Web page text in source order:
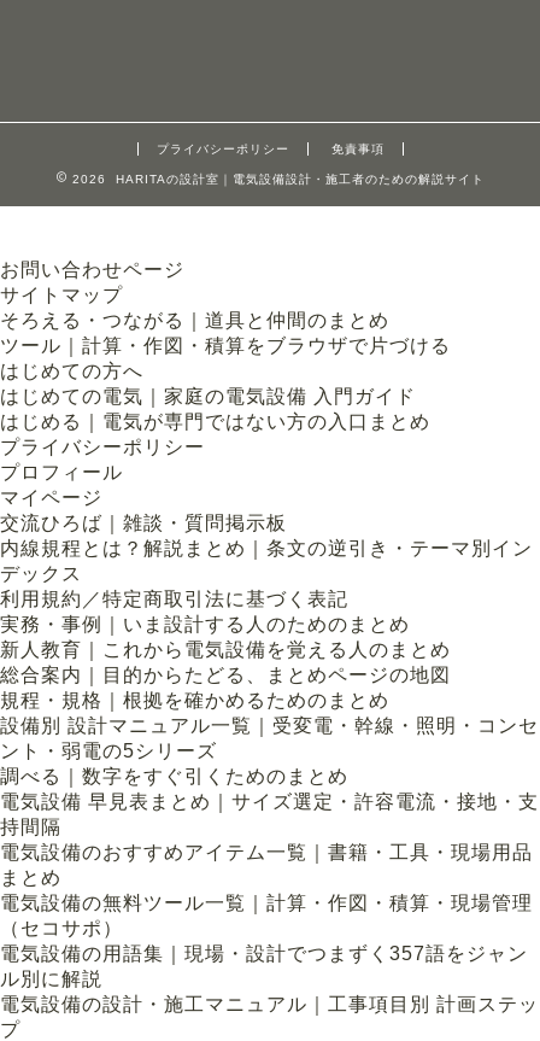
プライバシーポリシー 免責事項
2026 HARITAの設計室｜電気設備設計・施工者のための解説サイト
お問い合わせページ
サイトマップ
そろえる・つながる｜道具と仲間のまとめ
ツール｜計算・作図・積算をブラウザで片づける
はじめての方へ
はじめての電気｜家庭の電気設備 入門ガイド
はじめる｜電気が専門ではない方の入口まとめ
プライバシーポリシー
プロフィール
マイページ
交流ひろば｜雑談・質問掲示板
内線規程とは？解説まとめ｜条文の逆引き・テーマ別イン
デックス
利用規約／特定商取引法に基づく表記
実務・事例｜いま設計する人のためのまとめ
新人教育｜これから電気設備を覚える人のまとめ
総合案内｜目的からたどる、まとめページの地図
規程・規格｜根拠を確かめるためのまとめ
設備別 設計マニュアル一覧｜受変電・幹線・照明・コンセ
ント・弱電の5シリーズ
調べる｜数字をすぐ引くためのまとめ
電気設備 早見表まとめ｜サイズ選定・許容電流・接地・支
持間隔
電気設備のおすすめアイテム一覧｜書籍・工具・現場用品
まとめ
電気設備の無料ツール一覧｜計算・作図・積算・現場管理
（セコサポ）
電気設備の用語集｜現場・設計でつまずく357語をジャン
ル別に解説
電気設備の設計・施工マニュアル｜工事項目別 計画ステッ
プ